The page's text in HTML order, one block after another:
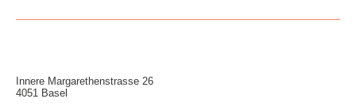
Innere Mar­garethen­strasse 26
4051 Basel